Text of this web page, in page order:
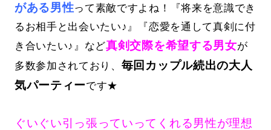
がある男性って素敵ですよね！『将来を意識でき
るお相手と出会いたい♪』『恋愛を通して真剣に付
き合いたい♪』など真剣交際を希望する男女が
多数参加されており、 毎回カップル続出の大人
気パーティーです★
ぐいぐい引っ張っていってくれる男性が理想